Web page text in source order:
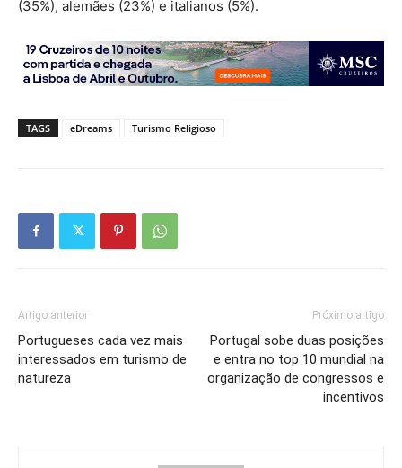
(35%), alemães (23%) e italianos (5%).
TAGS eDreams Turismo Religioso
Artigo anterior
Portugueses cada vez mais
interessados em turismo de
natureza
Próximo artigo
Portugal sobe duas posições
e entra no top 10 mundial na
organização de congressos e
incentivos